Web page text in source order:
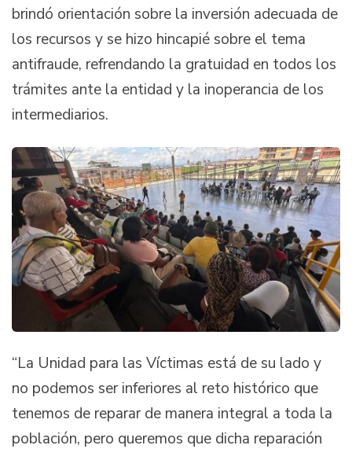
brindó orientación sobre la inversión adecuada de
los recursos y se hizo hincapié sobre el tema
antifraude, refrendando la gratuidad en todos los
trámites ante la entidad y la inoperancia de los
intermediarios.
“La Unidad para las Víctimas está de su lado y
no podemos ser inferiores al reto histórico que
tenemos de reparar de manera integral a toda la
población, pero queremos que dicha reparación